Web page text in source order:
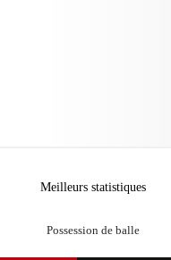
Meilleurs statistiques
Possession de balle